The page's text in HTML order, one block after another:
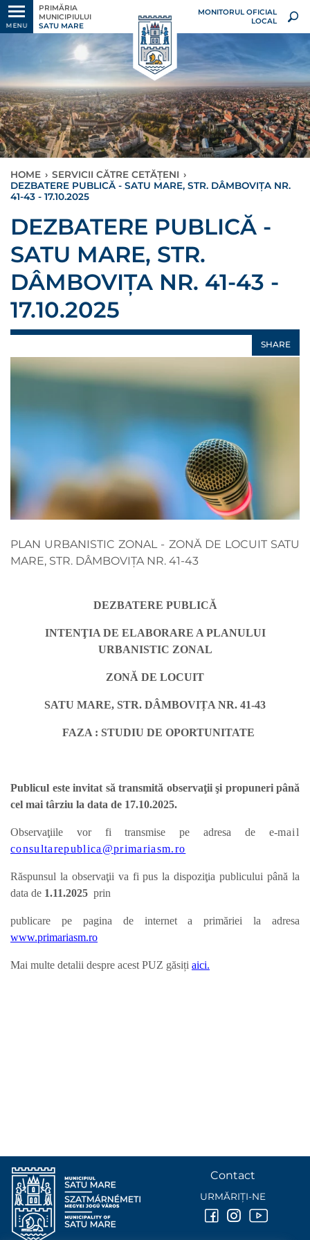
MENU
PRIMĂRIA
MUNICIPIULUI
SATU MARE
MONITORUL OFICIAL
LOCAL
HOME › SERVICII CĂTRE CETĂȚENI ›
DEZBATERE PUBLICĂ - SATU MARE, STR. DÂMBOVIȚA NR.
41-43 - 17.10.2025
DEZBATERE PUBLICĂ -
SATU MARE, STR.
DÂMBOVIȚA NR. 41-43 -
17.10.2025
SHARE
PLAN URBANISTIC ZONAL - ZONĂ DE LOCUIT SATU
MARE, STR. DÂMBOVIȚA NR. 41-43
DEZBATERE PUBLICĂ
INTENŢIA DE ELABORARE A PLANULUI
URBANISTIC ZONAL
ZONĂ DE LOCUIT
SATU MARE, STR. DÂMBOVIȚA NR. 41-43
FAZA : STUDIU DE OPORTUNITATE
Publicul este invitat să transmită observaţii şi propuneri până
cel mai târziu la data de 17.10.2025.
Observaţiile vor fi transmise pe adresa de e-mail
consultarepublica@primariasm.ro
Răspunsul la observaţii va fi pus la dispoziţia publicului până la
data de 1.11.2025 prin
publicare pe pagina de internet a primăriei la adresa
www.primariasm.ro
Mai multe detalii despre acest PUZ găsiți aici.
Contact
URMĂRIȚI-NE